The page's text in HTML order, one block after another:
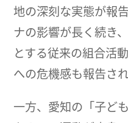
地の深刻な実態が報
ナの影響が長く続き
とする従来の組合活
への危機感も報告さ
一方、愛知の「子ど